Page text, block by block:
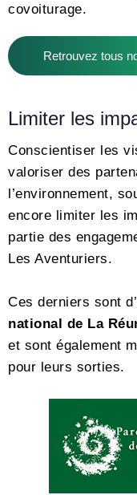
covoiturage.
Retrouvez tous
Limiter les
Conscientiser les
valoriser des
l’environnement,
encore limiter les
partie des
Les Aventuriers.
Ces derniers sont
national de La
et sont également
pour leurs sorties.